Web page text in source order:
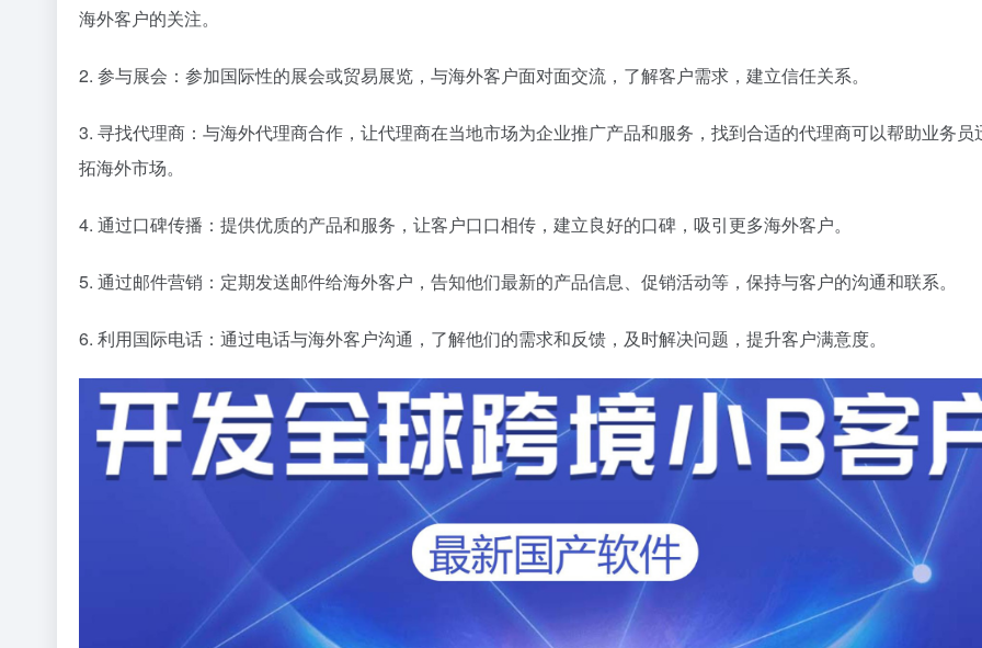
海外客户的关注。
2. 参与展会：参加国际性的展会或贸易展览，与海外客户面对面交流，了解客户需求，建立信任关系。
3. 寻找代理商：与海外代理商合作，让代理商在当地市场为企业推广产品和服务，找到合适的代理商可以帮助业务员
拓海外市场。
4. 通过口碑传播：提供优质的产品和服务，让客户口口相传，建立良好的口碑，吸引更多海外客户。
5. 通过邮件营销：定期发送邮件给海外客户，告知他们最新的产品信息、促销活动等，保持与客户的沟通和联系。
6. 利用国际电话：通过电话与海外客户沟通，了解他们的需求和反馈，及时解决问题，提升客户满意度。